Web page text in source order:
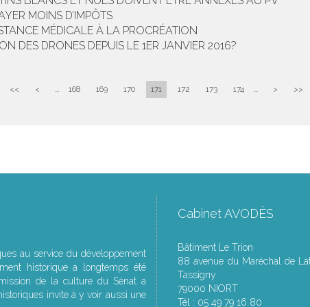
MOINS D’IMPÔTS
MÉDICALE À LA PROCRÉATION
DES DRONES DEPUIS LE 1ER JANVIER 2016?
<< < ... 168 169 170 171 172 173 174 ... > >>
au service du développement
historique a longtemps été
de la culture du Sénat a
invite à y voir aussi une
Cabinet AVODÈS
Bâtiment Le Trion
88 avenue du Maréchal de
Tassigny
79000 NIORT
Tél : 05 49 79 16 80